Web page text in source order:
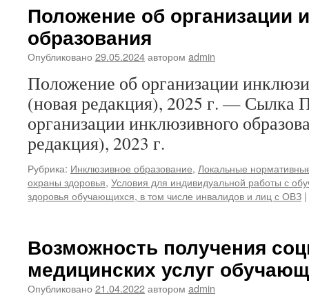
Положение об организации
образования
Опубликовано 29.05.2024автором admin
Положение об организации
(новая редакция), 2025 г. — Сылка
организации инклюзивного
редакция), 2023 г.
Рубрика: Инклюзивное образование, Локальные
охраны здоровья, Условия для индивидуальной работы с
здоровья обучающихся, в том числе инвалидов и лиц с ОВЗ |
Возможность получения
медицинских услуг
Опубликовано 21.04.2022автором admin